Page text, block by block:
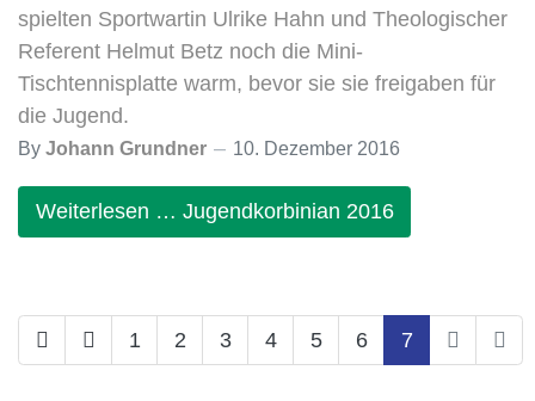
spielten Sportwartin Ulrike Hahn und Theologischer
Referent Helmut Betz noch die Mini-
Tischtennisplatte warm, bevor sie sie freigaben für
die Jugend.
By Johann Grundner 10. Dezember 2016
Weiterlesen … Jugendkorbinian 2016
1 2 3 4 5 6 7